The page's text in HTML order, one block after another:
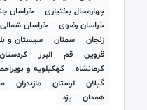
چهارمحال بختیاری
خراسان
خراسان رضوی
خراسان شمالی
زنجان
سمنان سيستان و
قزوين
قم البرز كردستان
كرمانشاه
كهكيلويه و
گيلان
لرستان مازندران
همدان
يزد